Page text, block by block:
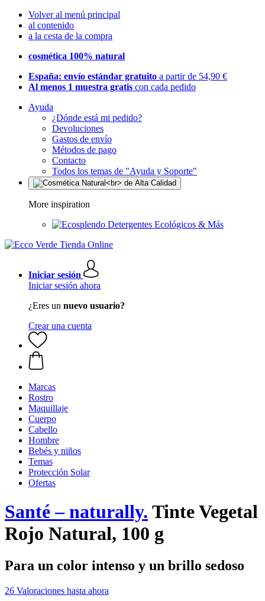
Volver al menú principal
al contenido
a la cesta de la compra
cosmética 100% natural
España: envío estándar gratuito a partir de 54,90 €
Al menos 1 muestra gratis con cada pedido
Ayuda
¿Dónde está mi pedido?
Devoluciones
Gastos de envío
Métodos de pago
Contacto
Todos los temas de "Ayuda y Soporte"
More inspiration
Detergentes Ecológicos & Más
Iniciar sesión
Iniciar sesión ahora
¿Eres un nuevo usuario?
Crear una cuenta
Marcas
Rostro
Maquillaje
Cuerpo
Cabello
Hombre
Bebés y niños
Temas
Protección Solar
Ofertas
Santé – naturally. Tinte Vegetal
Rojo Natural, 100 g
Para un color intenso y un brillo sedoso
26 Valoraciones hasta ahora